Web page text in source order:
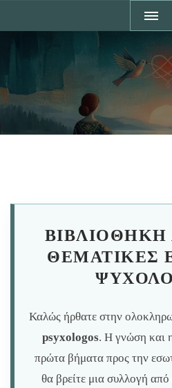
ΘΕΜΑΤΙΚΈΣ
Καλώς ήρθατε στην
psyxologos. Η γνώση και
πρώτα βήματα προς την
θα βρείτε μια συλλογή